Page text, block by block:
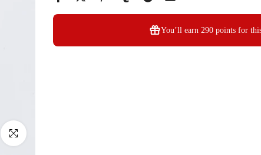
Clicca per ingrandire
You’ll earn 290 pointsfor this